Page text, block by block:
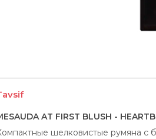
AT FIRST BLUSH -
шелковистые румяна с